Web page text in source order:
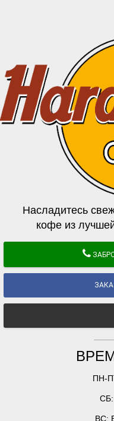
Насладитесь
кофе из
ПН-
СБ:
ВС: